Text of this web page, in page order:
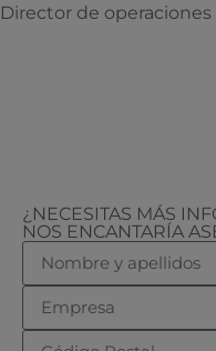
Director de operaciones
¿NECESITAS MÁS
NOS ENCANTARÍA